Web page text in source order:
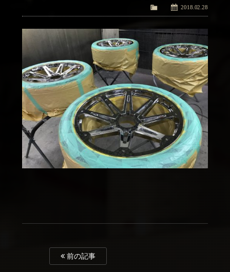
2018.02.28
前の記事